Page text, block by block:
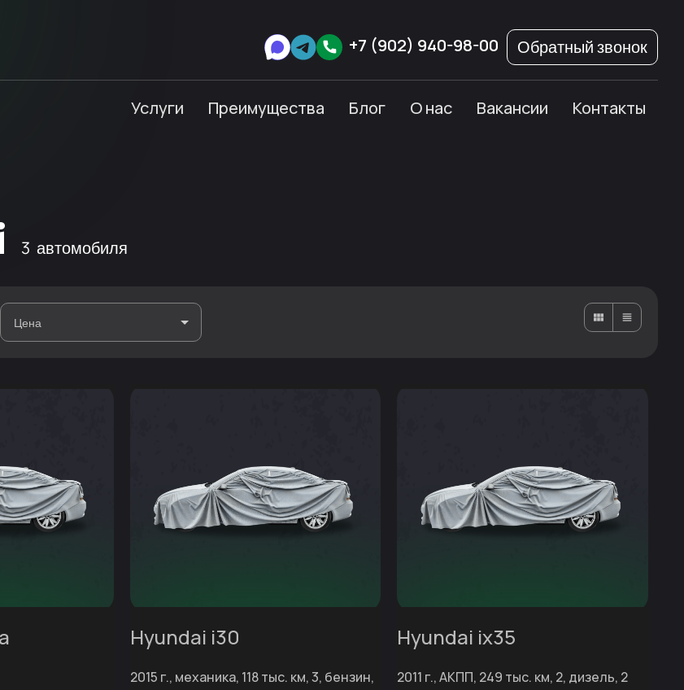
+7 (902) 940-98-00 Обратный звонок
Услуги Преимущества Блог О нас Вакансии Контакты
3 автомобиля
Hyundai i30
2015 г., механика, 118 тыс. км, 3, бензин,
Hyundai ix35
2011 г., АКПП, 249 тыс. км, 2, дизель, 2